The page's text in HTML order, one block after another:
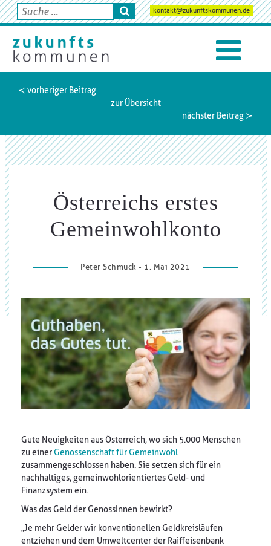
kontakt@zukunftskommunen.de
≺ vorheriger Beitrag
zur Übersicht
nächster Beitrag ≻
Österreichs erstes
Gemeinwohlkonto
Peter Schmuck - 1. Mai 2021
Gute Neuigkeiten aus Österreich, wo sich 5.000 Menschen
zu einerGenossenschaft für Gemeinwohl
zusammengeschlossen haben. Sie setzen sich für ein
nachhaltiges, gemeinwohlorientiertes Geld- und
Finanzsystem ein.
Was das Geld der GenossInnen bewirkt?
„Je mehr Gelder wir konventionellen Geldkreisläufen
entziehen und dem Umweltcenter der Raiffeisenbank